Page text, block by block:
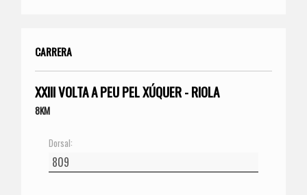
CARRERA
XXIII VOLTA A PEU PEL XÚQUER - RIOLA
8KM
Dorsal: